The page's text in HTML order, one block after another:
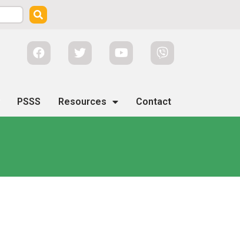
PSSS Resources Contact